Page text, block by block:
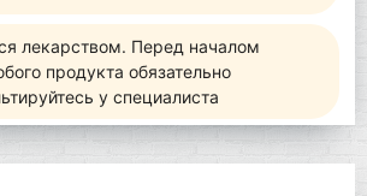
лекарством. Перед началом
продукта обязательно
у специалиста